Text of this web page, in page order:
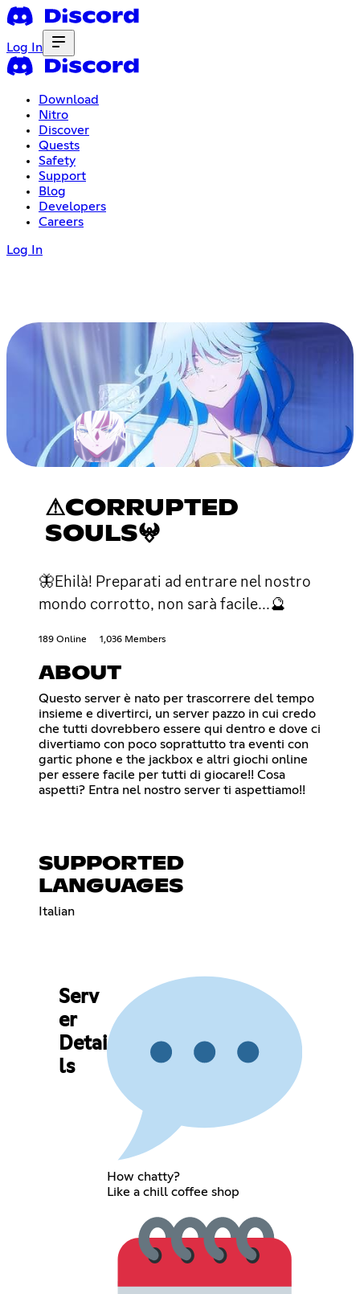
Log In
Download
Nitro
Discover
Quests
Safety
Support
Blog
Developers
Careers
Log In
⚠CORRUPTED
SOULS𖤍
🦋Ehilà! Preparati ad entrare nel nostro
mondo corrotto, non sarà facile...🔮
189 Online 1,036 Members
ABOUT
Questo server è nato per trascorrere del tempo
insieme e divertirci, un server pazzo in cui credo
che tutti dovrebbero essere qui dentro e dove ci
divertiamo con poco soprattutto tra eventi con
gartic phone e the jackbox e altri giochi online
per essere facile per tutti di giocare!! Cosa
aspetti? Entra nel nostro server ti aspettiamo!!
SUPPORTED
LANGUAGES
Italian
Serv
er
Detai
ls
How chatty?
Like a chill coffee shop